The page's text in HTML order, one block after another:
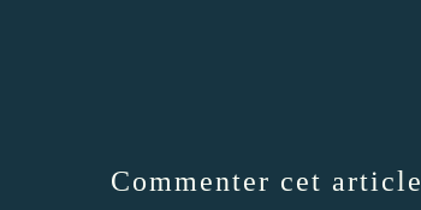
Commenter cet article